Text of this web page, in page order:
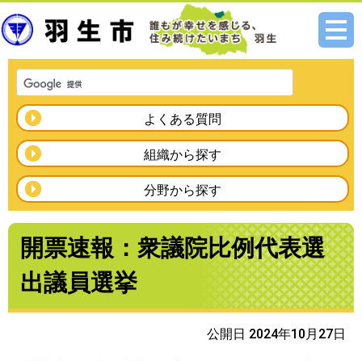
メニ
よくある質問
組織から探す
分野から探す
開票速報：衆議院比例代表選
出議員選挙
公開日 2024年10月27日